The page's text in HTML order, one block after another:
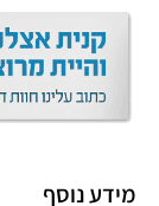
מידע נוסף